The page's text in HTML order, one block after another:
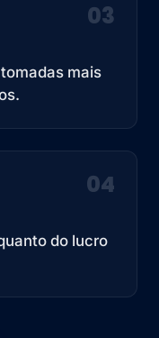
03
mais
04
do lucro